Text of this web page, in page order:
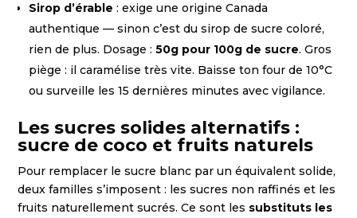
Sirop d’érable : exige une origine Canada
authentique — sinon c’est du sirop de sucre coloré,
rien de plus. Dosage :50g pour 100g de sucre. Gros
piège : il caramélise très vite. Baisse ton four de 10°C
ou surveille les 15 dernières minutes avec vigilance.
Les sucres solides alternatifs :
sucre de coco et fruits naturels
Pour remplacer le sucre blanc par un équivalent solide,
deux familles s’imposent : les sucres non raffinés et les
fruits naturellement sucrés. Ce sont les substituts les